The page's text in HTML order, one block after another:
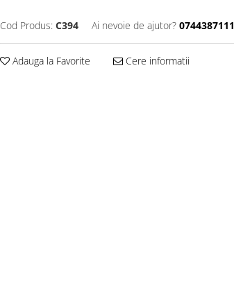
Cod Produs: C394 Ai nevoie de ajutor? 0744387111
Adauga la Favorite Cere informatii